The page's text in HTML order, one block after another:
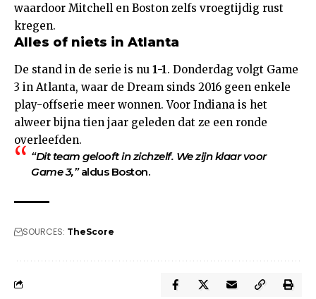
waardoor Mitchell en Boston zelfs vroegtijdig rust
kregen.
Alles of niets in Atlanta
De stand in de serie is nu 1-1. Donderdag volgt Game
3 in Atlanta, waar de Dream sinds 2016 geen enkele
play-offserie meer wonnen. Voor Indiana is het
alweer bijna tien jaar geleden dat ze een ronde
overleefden.
“Dit team gelooft in zichzelf. We zijn klaar voor
Game 3,”aldus Boston.
SOURCES: TheScore